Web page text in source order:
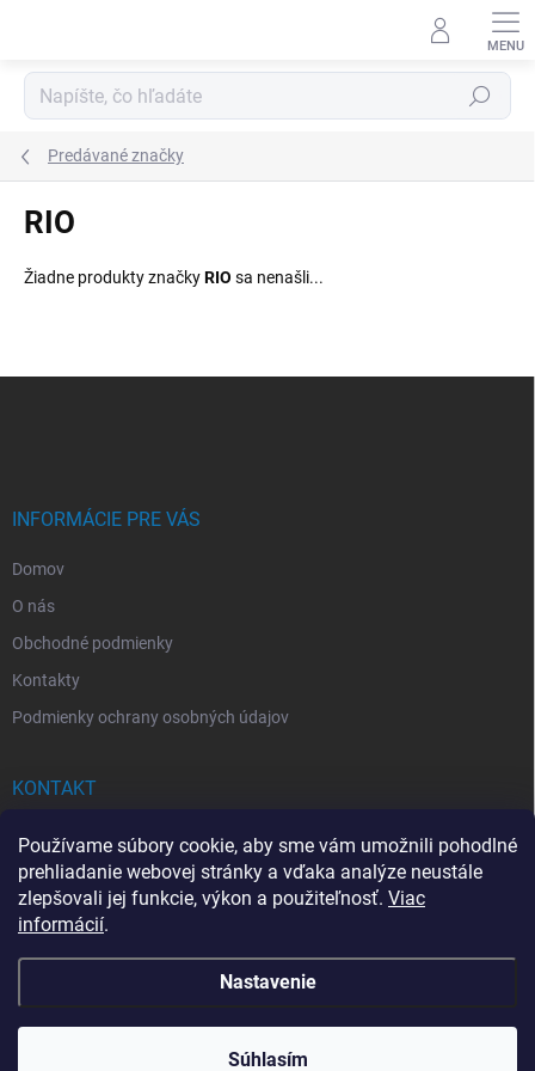
Používame súbory cookie, aby sme vám umožnili pohodlné
prehliadanie webovej stránky a vďaka analýze neustále
zlepšovali jej funkcie, výkon a použiteľnosť. Viac
informácií.
Nastavenie
Súhlasím
Hľadať
Predávané značky
RIO
Žiadne produkty značkyRIO sa nenašli...
INFORMÁCIE PRE VÁS
Domov
O nás
Obchodné podmienky
Kontakty
Podmienky ochrany osobných údajov
KONTAKT
info@drogerkovo.sk
Copyright 2026Drogerkovo. Všetky práva vyhradené.Upraviť nastavenie
cookies